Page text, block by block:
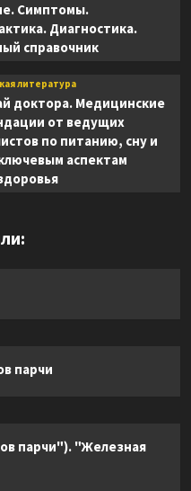
Симптомы.
Диагностика.
справочник
литература
доктора. Медицинские
от ведущих
по питанию, сну и
аспектам
парчи
парчи"). "Железная